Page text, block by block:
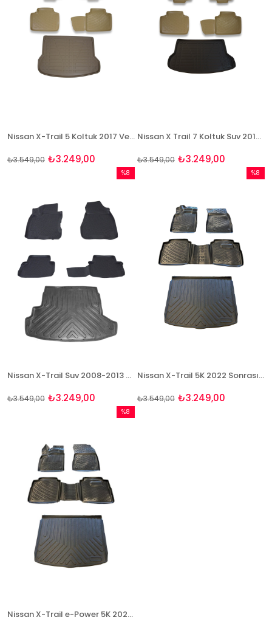
Nissan X-Trail 5 Koltuk 2017 Ve Sonrası Bej Paspas Ve Bej Bagaj Havuzu Seti
₺3.249,00
₺3.549,00
Nissan X Trail 7 Koltuk Suv 2013 Ve Sonrası Bej Paspas ve Bagaj Havuzu Seti
₺3.249,00
₺3.549,00
Nissan X-Trail Suv 2008-2013 Havuzlu Paspas ve Bagaj Seti Bizymo
₺3.249,00
₺3.549,00
%8
Nissan X-Trail 5K 2022 Sonrası 3D Paspas ve Bagaj Havuzu Seti
₺3.249,00
₺3.549,00
%8
Nissan X-Trail e-Power 5K 2022+ 3D Paspas ve Bagaj Havuzu Seti
%8